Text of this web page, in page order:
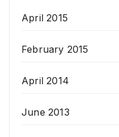
April 2015
February 2015
April 2014
June 2013